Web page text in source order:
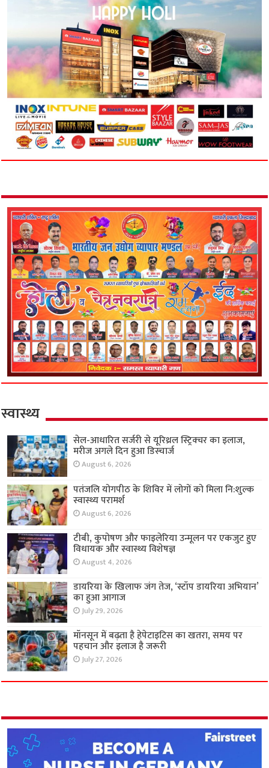
स्वास्थ्य
सेल-आधारित सर्जरी से यूरिथ्रल स्ट्रिक्चर का इलाज,
मरीज अगले दिन हुआ डिस्चार्ज
August 6, 2026
पतंजलि योगपीठ के शिविर में लोगों को मिला नि:शुल्क
स्वास्थ्य परामर्श
August 6, 2026
टीबी, कुपोषण और फाइलेरिया उन्मूलन पर एकजुट हुए
विधायक और स्वास्थ्य विशेषज्ञ
August 4, 2026
डायरिया के खिलाफ जंग तेज, ‘स्टॉप डायरिया अभियान’
का हुआ आगाज
July 29, 2026
मॉनसून में बढ़ता है हेपेटाइटिस का खतरा, समय पर
पहचान और इलाज है जरूरी
July 27, 2026